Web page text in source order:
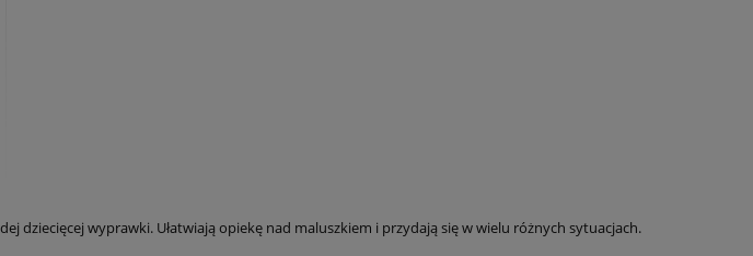
dziecięcej wyprawki. Ułatwiają opiekę nad maluszkiem i przydają się w wielu różnych sytuacjach.